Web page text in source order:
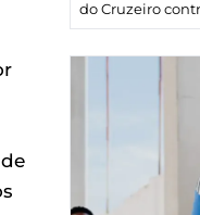
do Cruzeiro